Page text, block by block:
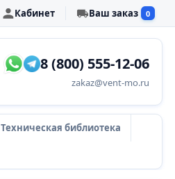
Кабинет Ваш заказ 0
8 (800) 555-12-06
zakaz@vent-mo.ru
Техническая библиотека